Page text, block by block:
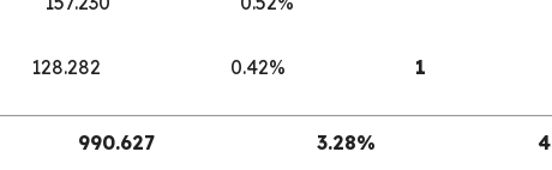
128.282 0.42% 1
990.627 3.28% 4